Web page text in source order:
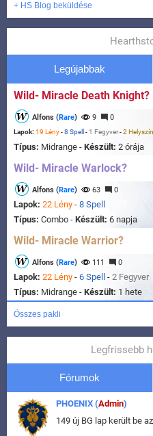
+ HS Blog beküldése
Legújabbak
Wild- Miracle Death Knight?
Alfons (Rare) 9 0
Lapok: 19 Lény-8 Spell - 1 Fegyver-2 Helyszín
Típus: Midrange - Készült: 2 órája
Wild- Miracle Warlock?
Alfons (Rare) 63 0
Lapok: 22 Lény - 8 Spell
Típus: Combo - Készült: 6 napja
Wild- Miracle Warrior?
Alfons (Rare) 111 0
Lapok: 22 Lény - 6 Spell - 2 Fegyver
Típus: Midrange - Készült: 1 hete
Összes pakli
Legfrissebb
Fórumok
PHOENIX (Admin)